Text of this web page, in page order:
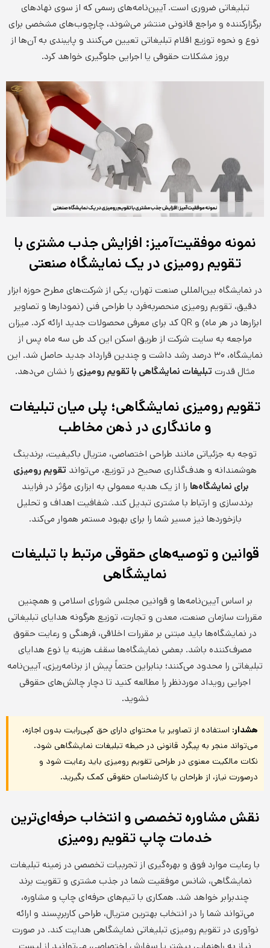
تبلیغاتی ضروری است. آیین‌نامه‌های رسمی که از سوی نهادهای
برگزارکننده و مراجع قانونی منتشر می‌شوند، چارچوب‌های مشخصی برای
نوع و نحوه توزیع اقلام تبلیغاتی تعیین می‌کنند و پایبندی به آن‌ها از
بروز مشکلات حقوقی یا اجرایی جلوگیری خواهد کرد.
نمونه موفقیت‌آمیز: افزایش جذب مشتری با
تقویم رومیزی در یک نمایشگاه صنعتی
در نمایشگاه بین‌المللی صنعت تهران، یکی از شرکت‌های مطرح حوزه ابزار
دقیق، تقویم رومیزی منحصربه‌فرد با طراحی فنی (نمودارها و تصاویر
ابزارها در هر ماه) و QR کد برای معرفی محصولات جدید ارائه کرد. میزان
مراجعه به سایت شرکت از طریق اسکن این کد طی سه ماه پس از
نمایشگاه، ۳۰ درصد رشد داشت و چندین قرارداد جدید حاصل شد. این
مثال قدرت تبلیغات نمایشگاهی با تقویم رومیزی را نشان می‌دهد.
تقویم رومیزی نمایشگاهی؛ پلی میان تبلیغات
و ماندگاری در ذهن مخاطب
توجه به جزئیاتی مانند طراحی اختصاصی، متریال باکیفیت، برندینگ
هوشمندانه و هدف‌گذاری صحیح در توزیع، می‌تواند تقویم رومیزی
برای نمایشگاه‌ها را از یک هدیه معمولی به ابزاری مؤثر در فرایند
برندسازی و ارتباط با مشتری تبدیل کند. شفافیت اهداف و تحلیل
بازخوردها نیز مسیر شما را برای بهبود مستمر هموار می‌کند.
قوانین و توصیه‌های حقوقی مرتبط با تبلیغات
نمایشگاهی
بر اساس آیین‌نامه‌ها و قوانین مجلس شورای اسلامی و همچنین
مقررات سازمان صنعت، معدن و تجارت، توزیع هرگونه هدایای تبلیغاتی
در نمایشگاه‌ها باید مبتنی بر مقررات اخلاقی، فرهنگی و رعایت حقوق
مصرف‌کننده باشد. بعضی نمایشگاه‌ها سقف هزینه یا نوع هدایای
تبلیغاتی را محدود می‌کنند؛ بنابراین حتماً پیش از برنامه‌ریزی، آیین‌نامه
اجرایی رویداد موردنظر را مطالعه کنید تا دچار چالش‌های حقوقی
نشوید.
هشدار: استفاده از تصاویر یا محتوای دارای حق کپی‌رایت بدون اجازه،
می‌تواند منجر به پیگرد قانونی در حیطه تبلیغات نمایشگاهی شود.
نکات مالکیت معنوی در طراحی تقویم رومیزی باید رعایت شود و
درصورت نیاز، از طراحان یا کارشناسان حقوقی کمک بگیرید.
نقش مشاوره تخصصی و انتخاب حرفه‌ای‌ترین
خدمات چاپ تقویم رومیزی
با رعایت موارد فوق و بهره‌گیری از تجربیات تخصصی در زمینه تبلیغات
نمایشگاهی، شانس موفقیت شما در جذب مشتری و تقویت برند
چندبرابر خواهد شد. همکاری با تیم‌های حرفه‌ای چاپ و مشاوره،
می‌تواند شما را در انتخاب بهترین متریال، طراحی کاربرپسند و ارائه
نوآوری در تقویم رومیزی تبلیغاتی نمایشگاهی هدایت کند. در صورت